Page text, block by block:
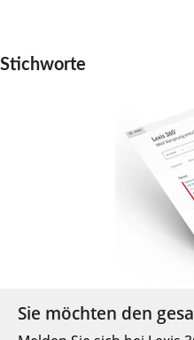
Sie möchten den
Stichworte